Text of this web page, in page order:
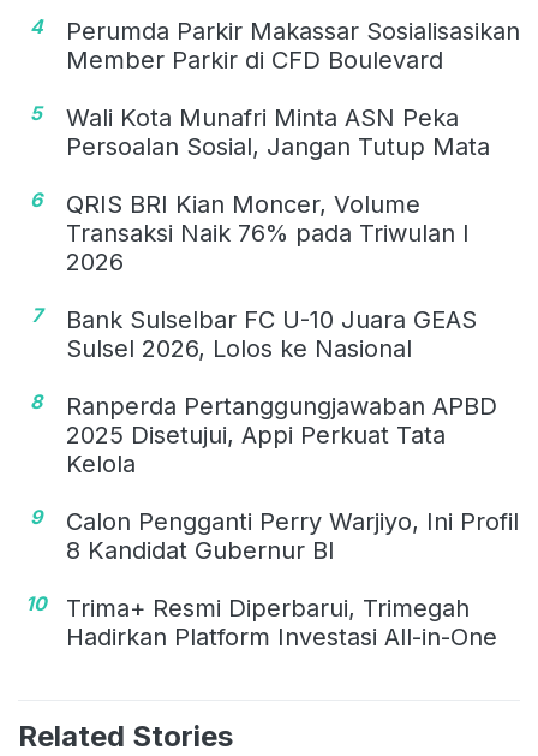
4
Perumda Parkir Makassar Sosialisasikan
Member Parkir di CFD Boulevard
5
Wali Kota Munafri Minta ASN Peka
Persoalan Sosial, Jangan Tutup Mata
6
QRIS BRI Kian Moncer, Volume
Transaksi Naik 76% pada Triwulan I
2026
7
Bank Sulselbar FC U-10 Juara GEAS
Sulsel 2026, Lolos ke Nasional
8
Ranperda Pertanggungjawaban APBD
2025 Disetujui, Appi Perkuat Tata
Kelola
9
Calon Pengganti Perry Warjiyo, Ini Profil
8 Kandidat Gubernur BI
10
Trima+ Resmi Diperbarui, Trimegah
Hadirkan Platform Investasi All-in-One
Related Stories